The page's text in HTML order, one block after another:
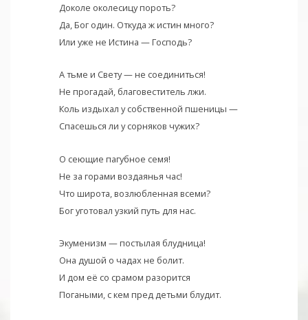
Доколе околесицу пороть?
Да, Бог один. Откуда ж истин много?
Или уже не Истина — Господь?
А тьме и Свету — не соединиться!
Не прогадай, благовеститель лжи.
Коль издыхал у собственной пшеницы —
Спасешься ли у сорняков чужих?
О сеющие пагубное семя!
Не за горами воздаянья час!
Что широта, возлюбленная всеми?
Бог уготовал узкий путь для нас.
Экуменизм — постылая блудница!
Она душой о чадах не болит.
И дом её со срамом разорится
Погаными, с кем пред детьми блудит.